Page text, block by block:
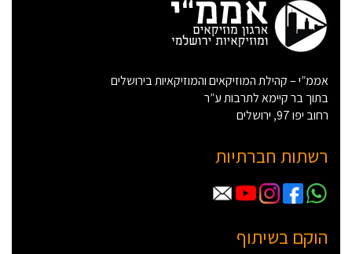
אממ”י – קהילת המוזיקאים והמוזיקאיות בירושלים
בתוך בר קיימא לתרבות ע”ר
רחוב יפו 97, ירושלים
רשתות חברתיות
הוקם בשיתוף